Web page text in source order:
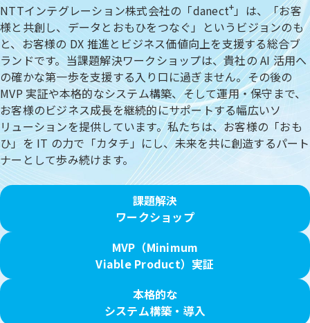
NTTインテグレーション株式会社の「danect+ 」は、「お客
様と共創し、データとおもひをつなぐ」というビジョンのも
と、お客様の DX 推進とビジネス価値向上を支援する総合ブ
ランドです。当課題解決ワークショップは、貴社の AI 活用へ
の確かな第一歩を支援する入り口に過ぎません。その後の
MVP 実証や本格的なシステム構築、そして運用・保守まで、
お客様のビジネス成長を継続的にサポートする幅広いソ
リューションを提供しています。私たちは、お客様の「おも
ひ」を IT の力で「カタチ」にし、未来を共に創造するパート
ナーとして歩み続けます。
課題解決
ワークショップ
MVP（Minimum
Viable Product）実証
本格的な
システム構築・導入